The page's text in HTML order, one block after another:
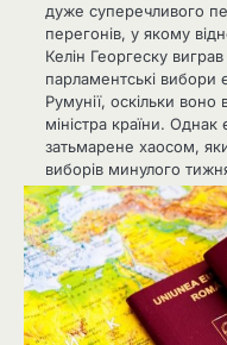
дуже суперечливого
перегонів, у якому
Келін Георгеску
парламентські
Румунії, оскільки
міністра країни.
затьмарене хаосом,
виборів минулого